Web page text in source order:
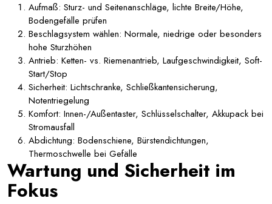
Aufmaß: Sturz- und Seitenanschläge, lichte Breite/Höhe,
Bodengefälle prüfen
Beschlagsystem wählen: Normale, niedrige oder besonders
hohe Sturzhöhen
Antrieb: Ketten- vs. Riemenantrieb, Laufgeschwindigkeit, Soft-
Start/Stop
Sicherheit: Lichtschranke, Schließkantensicherung,
Notentriegelung
Komfort: Innen-/Außentaster, Schlüsselschalter, Akkupack bei
Stromausfall
Abdichtung: Bodenschiene, Bürstendichtungen,
Thermoschwelle bei Gefälle
Wartung und Sicherheit im
Fokus